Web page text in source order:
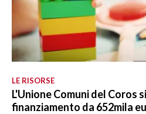
LE RISORSE
L'Unione Comuni del Coros
finanziamento da 652mila